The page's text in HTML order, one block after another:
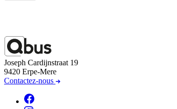
Joseph Cardijnstraat 19
9420 Erpe-Mere
Contactez-nous